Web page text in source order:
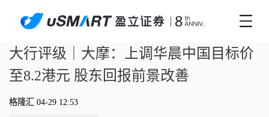
大行评级｜大摩：上调华晨中国目标价
至8.2港元 股东回报前景改善
格隆汇 04-29 12:53